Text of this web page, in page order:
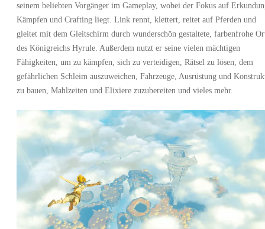
seinem beliebten Vorgänger im Gameplay, wobei der Fokus auf
Kämpfen und Crafting liegt. Link rennt, klettert, reitet auf Pferden und
gleitet mit dem Gleitschirm durch wunderschön gestaltete, farbenfrohe
des Königreichs Hyrule. Außerdem nutzt er seine vielen mächtigen
Fähigkeiten, um zu kämpfen, sich zu verteidigen, Rätsel zu lösen, dem
gefährlichen Schleim auszuweichen, Fahrzeuge, Ausrüstung und
zu bauen, Mahlzeiten und Elixiere zuzubereiten und vieles mehr.